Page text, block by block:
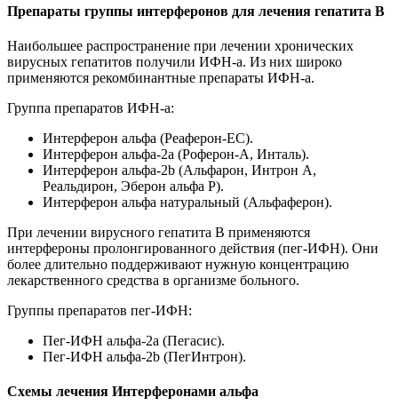
Препараты группы интерферонов для лечения гепатита В
Наибольшее распространение при лечении хронических
вирусных гепатитов получили ИФН-a. Из них широко
применяются рекомбинантные препараты ИФН-a.
Группа препаратов ИФН-a:
Интерферон альфа (Реаферон-ЕС).
Интерферон альфа-2а (Роферон-А, Инталь).
Интерферон альфа-2b (Альфарон, Интрон А,
Реальдирон, Эберон альфа Р).
Интерферон альфа натуральный (Альфаферон).
При лечении вирусного гепатита В применяются
интерфероны пролонгированного действия (пег-ИФН). Они
более длительно поддерживают нужную концентрацию
лекарственного средства в организме больного.
Группы препаратов пег-ИФН:
Пег-ИФН альфа-2a (Пегасис).
Пег-ИФН альфа-2b (ПегИнтрон).
Схемы лечения Интерферонами альфа